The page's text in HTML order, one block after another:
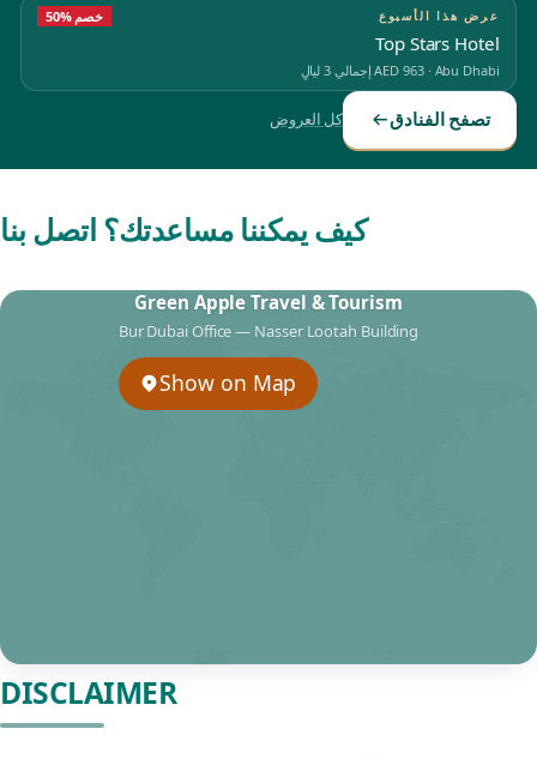
عرض هذا الأسبوع 50% خصم
Top Stars Hotel
Abu Dhabi
·
AED 963إجمالي 3 ليالٍ
تصفح الفنادق كل العروض
كيف يمكننا مساعدتك؟ اتصل بنا
Green Apple Travel & Tourism
Bur Dubai Office — Nasser Lootah Building
Show on Map
DISCLAIMER